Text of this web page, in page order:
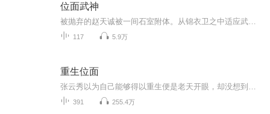
位面武神
117 5.9万
重生位面
391 255.4万